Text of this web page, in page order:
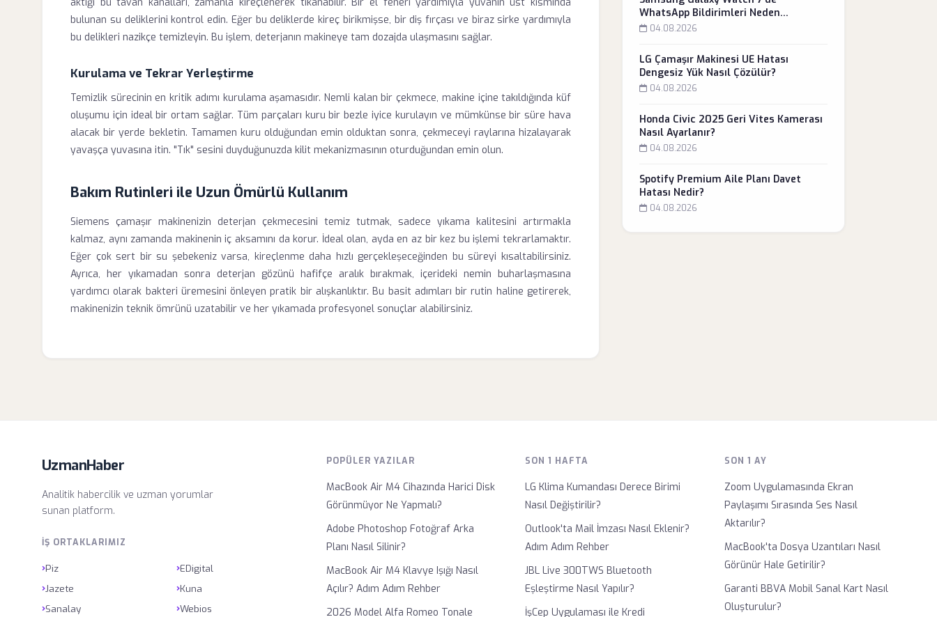
bulunan su deliklerini kontrol edin. Eğer bu deliklerde kireç birikmişse, bir diş fırçası ve biraz sirke yardımıyla
bu delikleri nazikçe temizleyin. Bu işlem, deterjanın makineye tam dozajda ulaşmasını sağlar.
Kurulama ve Tekrar Yerleştirme
Temizlik sürecinin en kritik adımı kurulama aşamasıdır. Nemli kalan bir çekmece, makine içine takıldığında küf
oluşumu için ideal bir ortam sağlar. Tüm parçaları kuru bir bezle iyice kurulayın ve mümkünse bir süre hava
alacak bir yerde bekletin. Tamamen kuru olduğundan emin olduktan sonra, çekmeceyi raylarına hizalayarak
yavaşça yuvasına itin. "Tık" sesini duyduğunuzda kilit mekanizmasının oturduğundan emin olun.
Bakım Rutinleri ile Uzun Ömürlü Kullanım
Siemens çamaşır makinenizin deterjan çekmecesini temiz tutmak, sadece yıkama kalitesini artırmakla
kalmaz, aynı zamanda makinenin iç aksamını da korur. İdeal olan, ayda en az bir kez bu işlemi tekrarlamaktır.
Eğer çok sert bir su şebekeniz varsa, kireçlenme daha hızlı gerçekleşeceğinden bu süreyi kısaltabilirsiniz.
Ayrıca, her yıkamadan sonra deterjan gözünü hafifçe aralık bırakmak, içerideki nemin buharlaşmasına
yardımcı olarak bakteri üremesini önleyen pratik bir alışkanlıktır. Bu basit adımları bir rutin haline getirerek,
makinenizin teknik ömrünü uzatabilir ve her yıkamada profesyonel sonuçlar alabilirsiniz.
WhatsApp Bildirimleri Neden
Gelmiyor?
04.08.2026
LG Çamaşır Makinesi UE Hatası
Dengesiz Yük Nasıl Çözülür?
04.08.2026
Honda Civic 2025 Geri Vites Kamerası
Nasıl Ayarlanır?
04.08.2026
Spotify Premium Aile Planı Davet
Hatası Nedir?
04.08.2026
UzmanHaber
Analitik habercilik ve uzman yorumlar
sunan platform.
İŞ ORTAKLARIMIZ
›Piz ›EDigital
›Jazete ›Kuna
›Sanalay ›Webios
POPÜLER YAZILAR
MacBook Air M4 Cihazında Harici Disk
Görünmüyor Ne Yapmalı?
Adobe Photoshop Fotoğraf Arka
Planı Nasıl Silinir?
MacBook Air M4 Klavye Işığı Nasıl
Açılır? Adım Adım Rehber
2026 Model Alfa Romeo Tonale
SON 1 HAFTA
LG Klima Kumandası Derece Birimi
Nasıl Değiştirilir?
Outlook'ta Mail İmzası Nasıl Eklenir?
Adım Adım Rehber
JBL Live 300TWS Bluetooth
Eşleştirme Nasıl Yapılır?
İşCep Uygulaması ile Kredi
SON 1 AY
Zoom Uygulamasında Ekran
Paylaşımı Sırasında Ses Nasıl
Aktarılır?
MacBook'ta Dosya Uzantıları Nasıl
Görünür Hale Getirilir?
Garanti BBVA Mobil Sanal Kart Nasıl
Oluşturulur?